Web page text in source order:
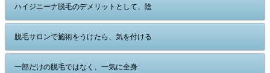
ハイジニーナ脱毛のデメリットとして、陰
脱毛サロンで施術をうけたら、気を付ける
一部だけの脱毛ではなく、一気に全身